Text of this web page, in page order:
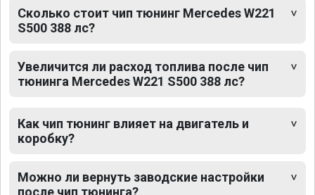
Сколько стоит чип тюнинг Mercedes W221
S500 388 лс?
Увеличится ли расход топлива после чип
тюнинга Mercedes W221 S500 388 лс?
Как чип тюнинг влияет на двигатель и
коробку?
Можно ли вернуть заводские настройки
после чип тюнинга?